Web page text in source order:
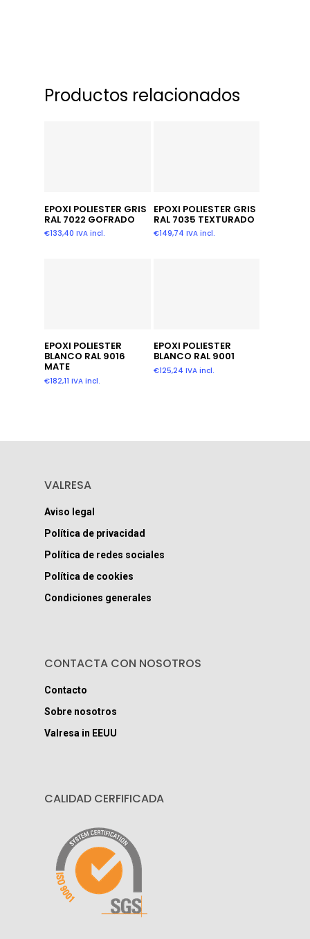
Productos relacionados
Leer Más
EPOXI POLIESTER GRIS
RAL 7022 GOFRADO
€133,40 IVA incl.
Leer Más
EPOXI POLIESTER GRIS
RAL 7035 TEXTURADO
€149,74 IVA incl.
Añadir Al Carrito
EPOXI POLIESTER
BLANCO RAL 9016
MATE
€182,11 IVA incl.
Leer Más
EPOXI POLIESTER
BLANCO RAL 9001
€125,24 IVA incl.
VALRESA
Aviso legal
Política de privacidad
Política de redes sociales
Política de cookies
Condiciones generales
CONTACTA CON NOSOTROS
Contacto
Sobre nosotros
Valresa in EEUU
CALIDAD CERFIFICADA